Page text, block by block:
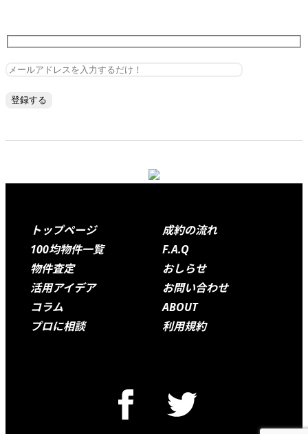
トップページ
100均物件一覧
物件査定
活用アイデア
コラム
プロに相談
成約の流れ
F.A.Q
おしらせ
お問い合わせ
ABOUT
利用規約